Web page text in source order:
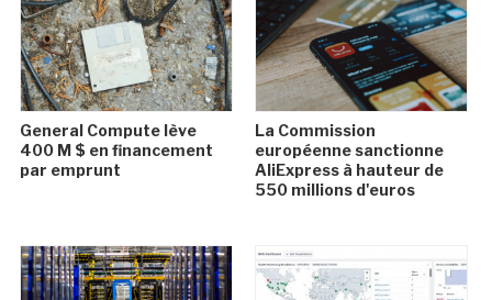
General Compute lève
400 M $ en financement
par emprunt
La Commission
européenne sanctionne
AliExpress à hauteur de
550 millions d'euros